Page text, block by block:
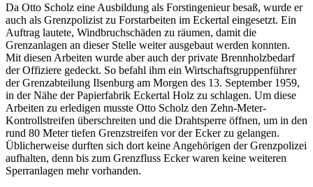
Da Otto Scholz eine Ausbildung als Forstingenieur besaß, wurde er
auch als Grenzpolizist zu Forstarbeiten im Eckertal eingesetzt. Ein
Auftrag lautete, Windbruchschäden zu räumen, damit die
Grenzanlagen an dieser Stelle weiter ausgebaut werden konnten.
Mit diesen Arbeiten wurde aber auch der private Brennholzbedarf
der Offiziere gedeckt. So befahl ihm ein Wirtschaftsgruppenführer
der Grenzabteilung Ilsenburg am Morgen des 13. September 1959,
in der Nähe der Papierfabrik Eckertal Holz zu schlagen. Um diese
Arbeiten zu erledigen musste Otto Scholz den Zehn-Meter-
Kontrollstreifen überschreiten und die Drahtsperre öffnen, um in den
rund 80 Meter tiefen Grenzstreifen vor der Ecker zu gelangen.
Üblicherweise durften sich dort keine Angehörigen der Grenzpolizei
aufhalten, denn bis zum Grenzfluss Ecker waren keine weiteren
Sperranlagen mehr vorhanden.